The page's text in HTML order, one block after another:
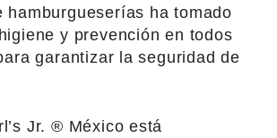
hamburgueserías ha tomado
y prevención en todos
garantizar la seguridad de
Jr. ® México está